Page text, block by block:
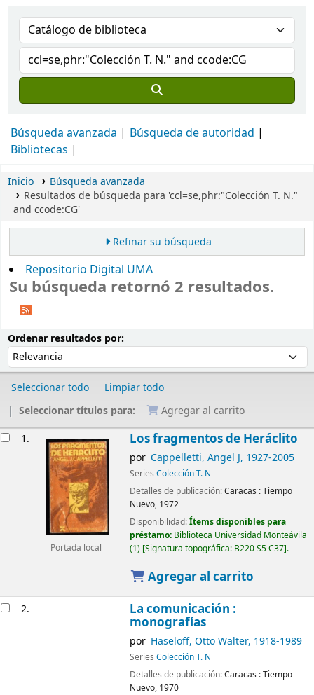
Búsqueda avanzada
Búsqueda de autoridad
Bibliotecas
Inicio
Búsqueda avanzada
Resultados de búsqueda para 'ccl=se,phr:"Colección T. N."
and ccode:CG'
Refinar su búsqueda
Repositorio Digital UMA
Su búsqueda retornó 2 resultados.
Ordenar resultados por:
Seleccionar todo
Limpiar todo
Seleccionar títulos para:
Agregar al carrito
1.
Portada local
Los fragmentos de Heráclito
por Cappelletti, Angel J, 1927-2005
Series Colección T. N
Detalles de publicación:Caracas :Tiempo
Nuevo, 1972
Disponibilidad:Ítems disponibles para
préstamo: Biblioteca Universidad Monteávila
(1) Signatura topográfica: B220 S5 C37 .
Agregar al carrito
2. La comunicación :
monografías
por Haseloff, Otto Walter, 1918-1989
Series Colección T. N
Detalles de publicación:Caracas :Tiempo
Nuevo, 1970